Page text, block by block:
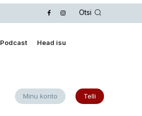
Otsi
Podcast Head isu
Minu konto Telli